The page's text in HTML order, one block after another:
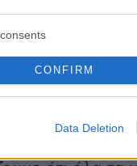
CONFIRM
Data Deletion
έχει
σειρά. Η
του παλατιού,
«Νομίζω